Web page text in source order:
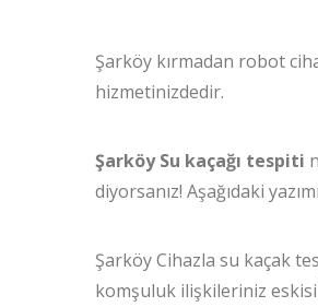
Şarköy kırmadan robot
hizmetinizdedir.
Şarköy Su kaçağı tespiti
diyorsanız! Aşağıdaki
Şarköy Cihazla su kaçak
komşuluk ilişkileriniz